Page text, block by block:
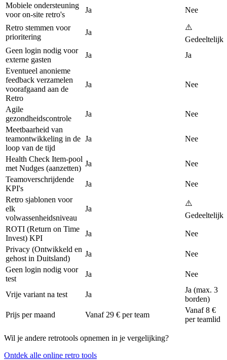
Mobiele ondersteuning
voor on-site retro's
Ja Nee
Retro stemmen voor
prioritering
Ja
⚠️
Gedeeltelijk
Geen login nodig voor
externe gasten
Ja
Ja
Eventueel anonieme
feedback verzamelen
voorafgaand aan de
Retro
Ja Nee
Agile
gezondheidscontrole
Ja
Nee
Meetbaarheid van
teamontwikkeling in de
loop van de tijd
Ja Nee
Health Check Item-pool
met Nudges (aanzetten)
Ja
Nee
Teamoverschrijdende
KPI's
Ja
Nee
Retro sjablonen voor
elk
volwassenheidsniveau
Ja
⚠️
Gedeeltelijk
ROTI (Return on Time
Invest) KPI
Ja
Nee
Privacy (Ontwikkeld en
gehost in Duitsland)
Ja
Nee
Geen login nodig voor
test
Ja Nee
Vrije variant na test Ja
Ja (max. 3
borden)
Prijs per maand
Vanaf 29 € per team
Vanaf 8 €
per teamlid
Wil je andere retrotools opnemen in je vergelijking?
Ontdek alle online retro tools